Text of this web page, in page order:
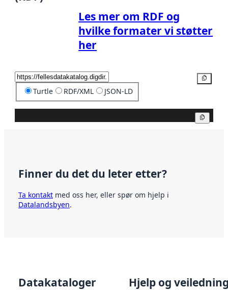
Les mer om RDF og
hvilke formater vi støtter
her
Turtle RDF/XML JSON-LD
Finner du det du leter etter?
Ta kontakt med oss her, eller spør om hjelp i
Datalandsbyen.
Datakataloger Hjelp og